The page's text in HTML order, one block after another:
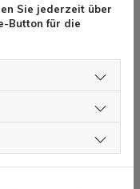
der
Sie jederzeit über
Button für die